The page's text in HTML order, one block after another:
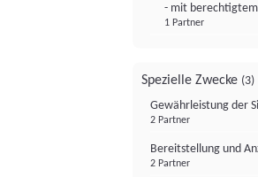
- mit
1 Partner
Spezielle Zwecke (3)
Gewährleistung der
2 Partner
Bereitstellung und
2 Partner